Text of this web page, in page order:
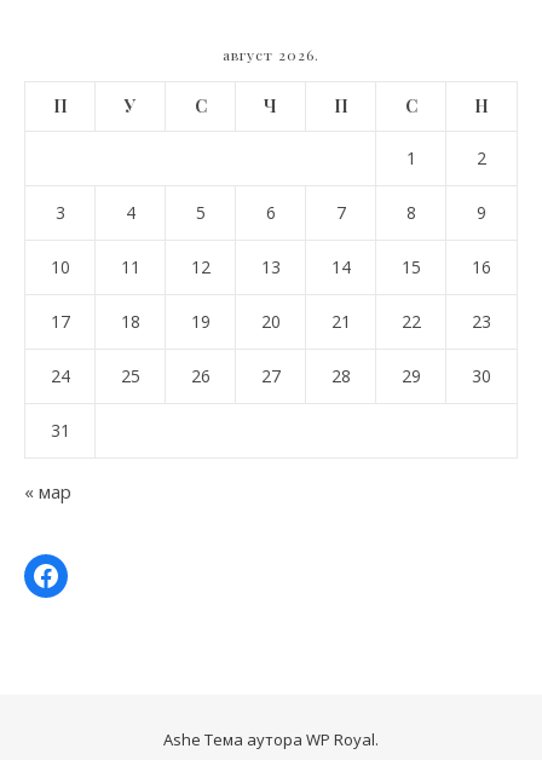
август 2026.
П У С Ч П С Н
1 2
3 4 5 6 7 8 9
10 11 12 13 14 15 16
17 18 19 20 21 22 23
24 25 26 27 28 29 30
31
« мар
Ashe Тема аутора WP Royal.